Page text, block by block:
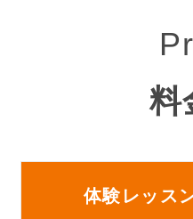
料
体験レッス